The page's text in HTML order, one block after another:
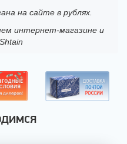
на сайте в рублях.
интернет-магазине и